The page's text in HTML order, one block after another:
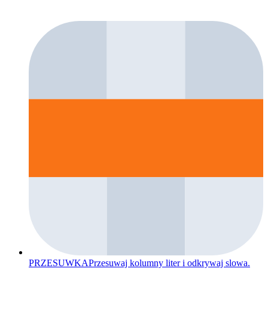
PRZESUWKAPrzesuwaj kolumny liter i odkrywaj slowa.